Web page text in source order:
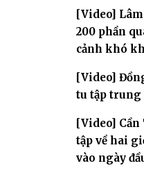
[Video]
200 phần
cảnh khó
[Video]
tu tập trung
[Video]
tập về hai
vào ngày